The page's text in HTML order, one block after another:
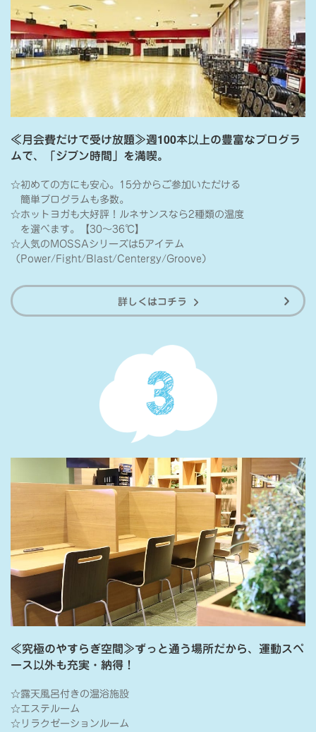
≪月会費だけで受け放題≫週100本以上の豊富なプログラ
ムで、「ジブン時間」を満喫。
☆初めての方にも安心。15分からご参加いただける
簡単プログラムも多数。
☆ホットヨガも大好評！ルネサンスなら2種類の温度
を選べます。【30～36℃】
☆人気のMOSSAシリーズは5アイテム
（Power/Fight/Blast/Centergy/Groove）
詳しくはコチラ
≪究極のやすらぎ空間≫ずっと通う場所だから、運動スペ
ース以外も充実・納得！
☆露天風呂付きの温浴施設
☆エステルーム
☆リラクゼーションルーム